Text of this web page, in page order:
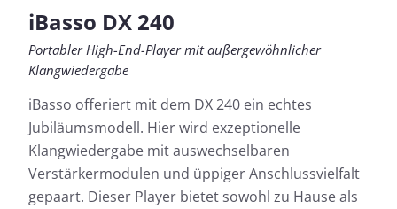
iBasso DX 240
Portabler High-End-Player mit außergewöhnlicher
Klangwiedergabe
iBasso offeriert mit dem DX 240 ein echtes
Jubiläumsmodell. Hier wird exzeptionelle
Klangwiedergabe mit auswechselbaren
Verstärkermodulen und üppiger Anschlussvielfalt
gepaart. Dieser Player bietet sowohl zu Hause als